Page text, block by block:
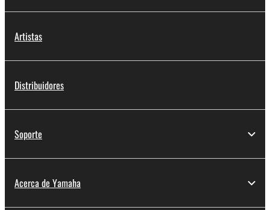
Artistas
Distribuidores
Soporte
Acerca de Yamaha